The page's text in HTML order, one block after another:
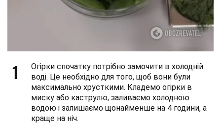
1
Огірки спочатку потрібно замочити в холодній
воді. Це необхідно для того, щоб вони були
максимально хрусткими. Кладемо огірки в
миску або каструлю, заливаємо холодною
водою і залишаємо щонайменше на 4 години, а
краще на ніч.